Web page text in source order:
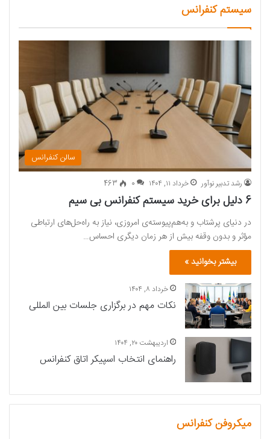
سیستم کنفرانس
سالن کنفرانس
رشد تدبیر نوآور خرداد ۱۱, ۱۴۰۴ 0
463
6 دلیل برای خرید سیستم کنفرانس بی سیم
در دنیای پرشتاب و به‌هم‌پیوسته‌ی امروزی، نیاز به راه‌حل‌های ارتباطی
مؤثر و بدون وقفه بیش از هر زمان دیگری احساس…
بیشتر بخوانید »
خرداد ۸, ۱۴۰۴
نکات مهم در برگزاری جلسات بین المللی
اردیبهشت ۲۰, ۱۴۰۴
راهنمای انتخاب اسپیکر اتاق کنفرانس
میکروفن کنفرانس